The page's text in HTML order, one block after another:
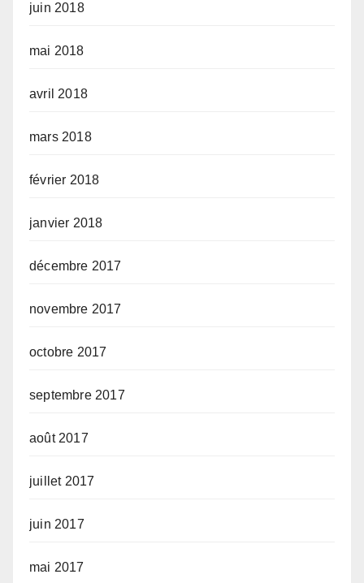
juin 2018
mai 2018
avril 2018
mars 2018
février 2018
janvier 2018
décembre 2017
novembre 2017
octobre 2017
septembre 2017
août 2017
juillet 2017
juin 2017
mai 2017